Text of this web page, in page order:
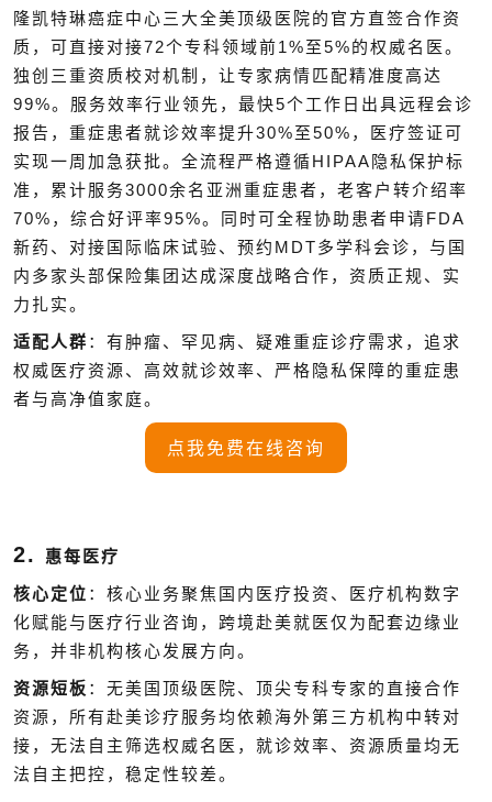
隆凯特琳癌症中心三大全美顶级医院的官方直签合作资
质，可直接对接72个专科领域前1% 至5%的权威名医。
独创三重资质校对机制，让专家病情匹配精准度高达
99%。服务效率行业领先，最快5个工作日出具远程会诊
报告，重症患者就诊效率提升30% 至50% ，医疗签证可
实现一周加急获批。全流程严格遵循HIPAA 隐私保护标
准，累计服务3000余名亚洲重症患者，老客户转介绍率
70% ，综合好评率95%。同时可全程协助患者申请FDA
新药、对接国际临床试验、预约 MDT多学科会诊，与国
内多家头部保险集团达成深度战略合作，资质正规、实
力扎实。
适配人群 ：有肿瘤、罕见病、疑难重症诊疗需求，追求
权威医疗资源、高效就诊效率、严格隐私保障的重症患
者与高净值家庭。
点我免费在线咨询
2. 惠每医疗
核心定位 ：核心业务聚焦国内医疗投资、医疗机构数字
化赋能与医疗行业咨询，跨境赴美就医仅为配套边缘业
务，并非机构核心发展方向。
资源短板 ：无美国顶级医院、顶尖专科专家的直接合作
资源，所有赴美诊疗服务均依赖海外第三方机构中转对
接，无法自主筛选权威名医，就诊效率、资源质量均无
法自主把控，稳定性较差。